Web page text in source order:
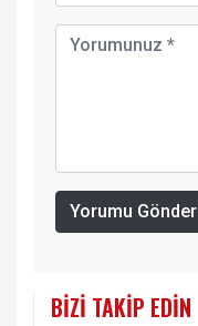
Yorumu Gönder
BIZI TAKIP EDIN